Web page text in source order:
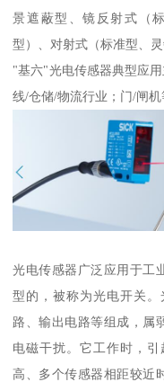
景遮蔽型、镜反射式（
型）、对射式（标准型、
"基六"光电传感器典型应
线/仓储/物流行业；门/闸机
光电传感器广泛应用于工
型的，被称为光电开关
路、输出电路等组成，属
电磁干扰。它工作时，
高、多个传感器相距较近